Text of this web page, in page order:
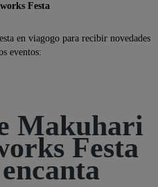
Festa
en viagogo para recibir novedades
eventos:
Makuhari
Festa